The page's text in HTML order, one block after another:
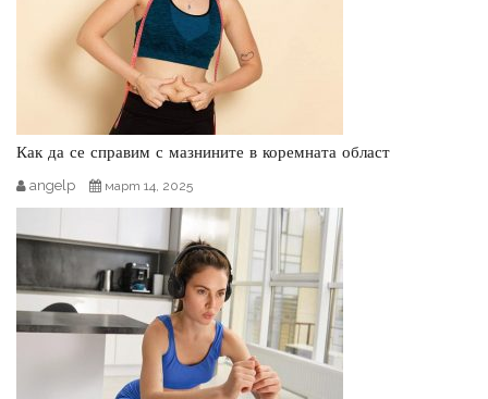
Как да се справим с мазнините в коремната област
angelp март 14, 2025